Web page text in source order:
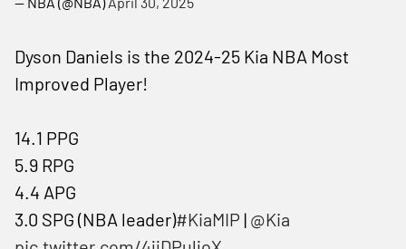
Dyson Daniels is the 2024-25 Kia NBA Most
Improved Player!
14.1 PPG
5.9 RPG
4.4 APG
3.0 SPG (NBA leader)#KiaMIP | @Kia